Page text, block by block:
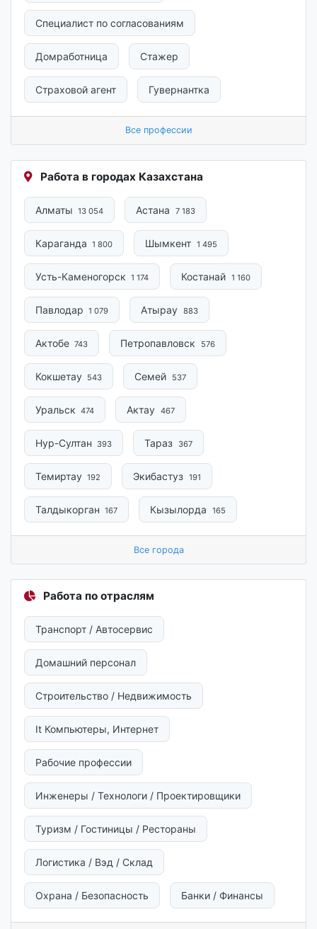
Специалист по согласованиям
Домработница Стажер
Страховой агент Гувернантка
Все профессии
Работа в городах Казахстана
Алматы 13 054 Астана 7 183
Караганда 1 800 Шымкент 1 495
Усть-Каменогорск 1 174 Костанай 1 160
Павлодар 1 079 Атырау 883
Актобе 743 Петропавловск 576
Кокшетау 543 Семей 537
Уральск 474 Актау 467
Нур-Султан 393 Тараз 367
Темиртау 192 Экибастуз 191
Талдыкорган 167 Кызылорда 165
Все города
Работа по отраслям
Транспорт / Автосервис
Домашний персонал
Строительство / Недвижимость
It Компьютеры, Интернет
Рабочие профессии
Инженеры / Технологи / Проектировщики
Туризм / Гостиницы / Рестораны
Логистика / Вэд / Склад
Охрана / Безопасность Банки / Финансы